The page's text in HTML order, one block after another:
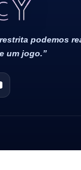
podemos
um jogo.”